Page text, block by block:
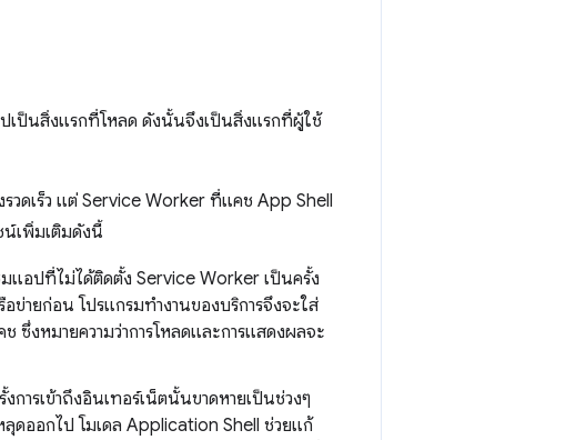
ป็นสิ่งแรกที่โหลด ดังนั้นจึงเป็นสิ่งแรกที่ผู้ใช้
วดเร็ว แต่ Service Worker ที่แคช App Shell
น์เพิ่มเติมดังนี้
มแอปที่ไม่ได้ติดตั้ง Service Worker เป็นครั้ง
ข่ายก่อน โปรแกรมทำงานของบริการจึงจะใส่
ซึ่งหมายความว่าการโหลดและการแสดงผลจะ
งการเข้าถึงอินเทอร์เน็ตนั้นขาดหายเป็นช่วงๆ
ลุดออกไป โมเดล Application Shell ช่วยแก้